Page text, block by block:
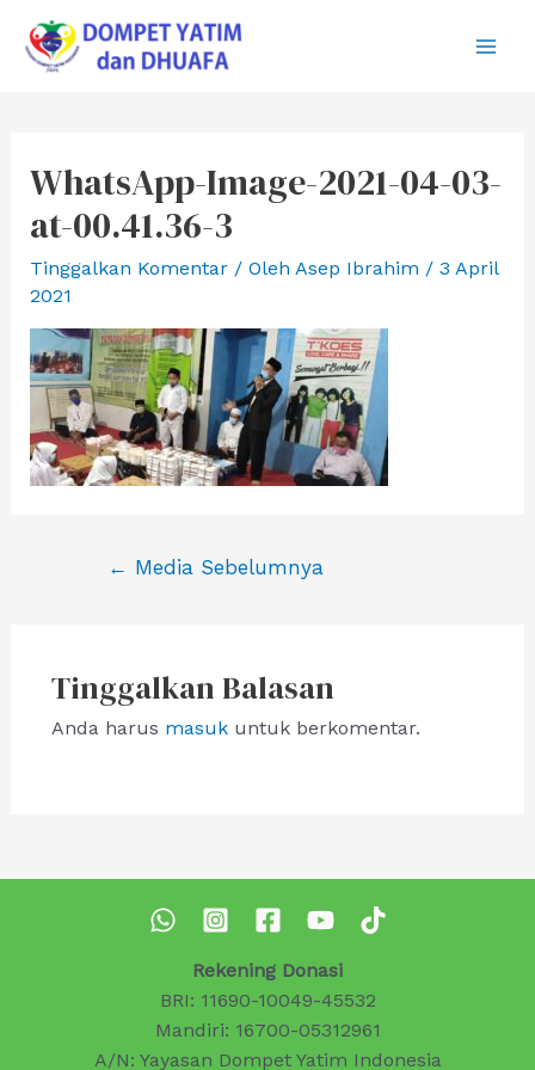
konten
WhatsApp-Image-2021-04-03-
at-00.41.36-3
Tinggalkan Komentar / Oleh Asep Ibrahim / 3 April
2021
Navigasi
← Media Sebelumnya
Tinggalkan Balasan
Anda harus masukuntuk berkomentar.
Rekening Donasi
BRI: 11690-10049-45532
Mandiri: 16700-05312961
A/N: Yayasan Dompet Yatim Indonesia